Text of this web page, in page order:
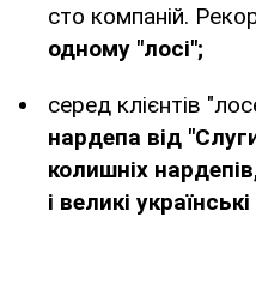
сто компаній.
одному "лосі";
серед клієнтів
нардепа від
колишніх
і великі